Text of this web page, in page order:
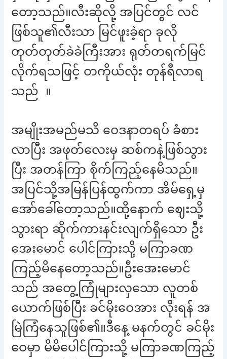
တော့သည်။လီးဆိုလို့ အပြင်တွင် လင်
ဖြစ်သူ၏လီးသာ မြင်ဖူးခဲ့ရာ ခုလို
တုတ်တုတ်ခဲခဲကြီးအား ရုတ်တရက်မြင်
လိုက်ရသဖြင့် တကိုယ်လုံး တုန်ရီလာရ
သည် ။
အမျိုးအမည်မသိ ဝေဒနာတရပ် ခံစား
လာပြီး အဖုတ်လေးမှ ဆစ်ကနဲ့ဖြစ်သွား
ပြီး အတန်ကြာ စိုက်ကြည့်နေမိသည်။
အပြင်သို့အမြန်ပြန်ထွက်ကာ အိမ်ရှေ့မှ
အော်ခေါ်တော့သည်။ထို့နောက် ဈေးသို့
သွားရာ ဆိုက်ကားနင်းလျက်ရှိသော ဦး
အေးမောင် ပေါင်ကြားသို့ မကြာခဏ
ကြည့်မိနေတော့သည်။ဦးအေးမောင်
သည် အတွေ့ကြုံများလှသော လူတစ်
ယောက်ဖြစ်ပြီး ခင်မိုးဝေအား လိုးရန် အ
မြဲကြံနေသူဖြစ်၏။ဒီနေ့ မနက်တွင် ခင်မိုး
ဝေမှာ မိမိပေါင်ကြားသို့ မကြာခဏကြည့်